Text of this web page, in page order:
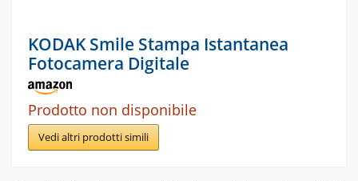
KODAK Smile Stampa Istantanea
Fotocamera Digitale
Prodotto non disponibile
Vedi altri prodotti simili